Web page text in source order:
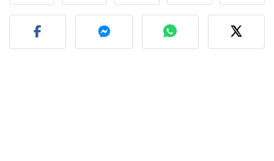
Publier votre photo de